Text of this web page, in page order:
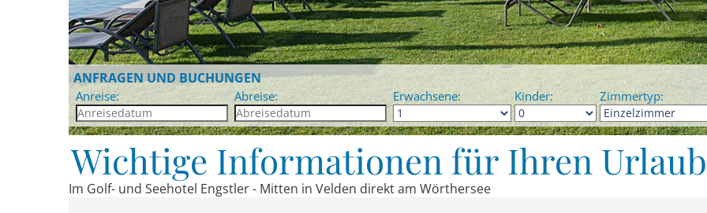
ANFRAGEN UND BUCHUNGEN
Anreise: Abreise: Erwachsene: Kinder: Zimmertyp:
Wichtige Informationen für Ihren Urlaub
Im Golf- und Seehotel Engstler - Mitten in Velden direkt am Wörthersee